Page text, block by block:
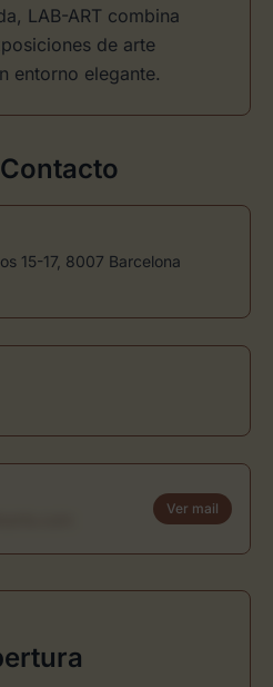
LAB-ART combina
de arte
entorno elegante.
15-17, 8007 Barcelona
Ver mail